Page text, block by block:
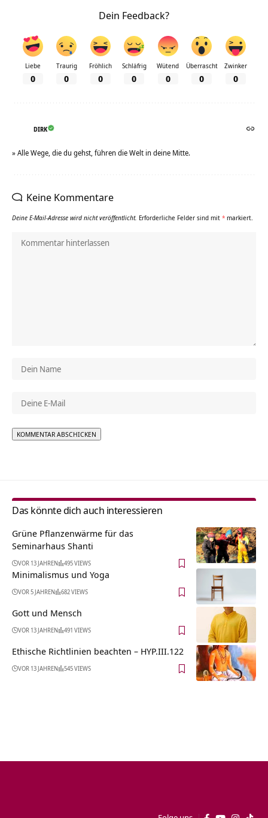
Dein Feedback?
Liebe
0
Traurig
0
Fröhlich
0
Schläfrig
0
Wütend
0
Überrascht
0
Zwinker
0
DIRK
» Alle Wege, die du gehst, führen die Welt in deine Mitte.
Keine Kommentare
Deine E-Mail-Adresse wird nicht veröffentlicht. Erforderliche Felder sind mit * markiert.
Das könnte dich auch interessieren
Grüne Pflanzenwärme für das
Seminarhaus Shanti
VOR 13 JAHREN 495 VIEWS
Minimalismus und Yoga
VOR 5 JAHREN 682 VIEWS
Gott und Mensch
VOR 13 JAHREN 491 VIEWS
Ethische Richtlinien beachten – HYP.III.122
VOR 13 JAHREN 545 VIEWS